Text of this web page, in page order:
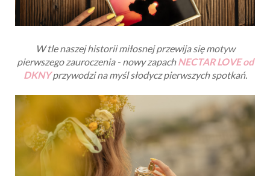
W tle naszej historii miłosnej przewija się motyw
pierwszego zauroczenia - nowy zapachNECTAR LOVE od
DKNYprzywodzi na myśl słodycz pierwszych spotkań.